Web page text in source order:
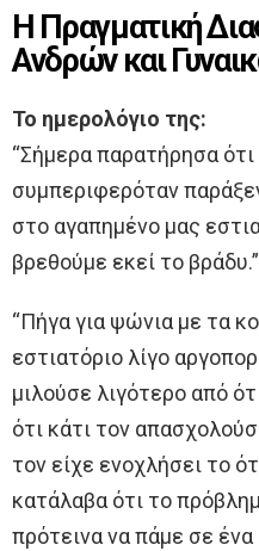
Η Πραγματική
Ανδρών και
Το ημερολόγιο της:
“Σήμερα παρατήρησα
συμπεριφερόταν
στο αγαπημένο μας
βρεθούμε εκεί το βράδυ.”
“Πήγα για ψώνια με τα
εστιατόριο λίγο
μιλούσε λιγότερο από
ότι κάτι τον
τον είχε ενοχλήσει το
κατάλαβα ότι το
πρότεινα να πάμε σε